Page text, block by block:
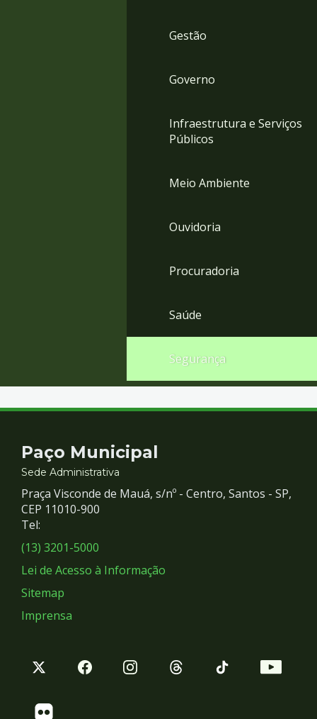
Gestão
Governo
Infraestrutura e Serviços
Públicos
Meio Ambiente
Ouvidoria
Procuradoria
Saúde
Segurança
Contato
e
Redes
Sociais
Paço Municipal
Sede Administrativa
Praça Visconde de Mauá, s/nº - Centro, Santos - SP,
CEP 11010-900
Tel:
(13) 3201-5000
Lei de Acesso à Informação
Sitemap
Imprensa